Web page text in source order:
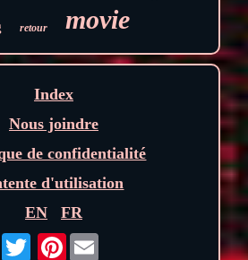
retour movie
Index
Nous joindre
de confidentialité
d'utilisation
EN
FR
Pinterest